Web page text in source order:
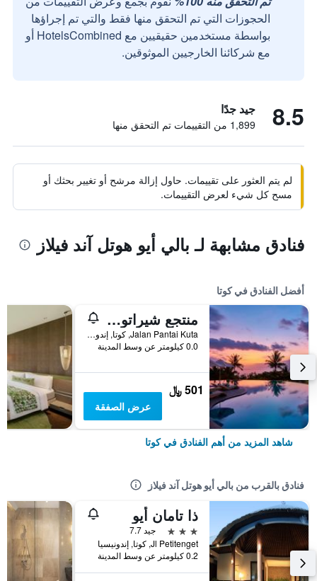
الحجوزات التي تم التحقق منها فقط والتي تم إجراؤها
بواسطة مستخدمين حقيقيين مع HotelsCombined أو
مع شركائنا الخارجيين الموثوقين.
8.5 جيد جدًا
1,899 من التقييمات تم التحقق منها
لم يتم العثور على تقييمات. حاول إزالة مرشح أو تغيير بحثك أو
مسح كل شيء لعرض التقييمات.
فنادق مشابهة لـ بالي أيو هوتل آند فيلاز
أفضل الفنادق في كوتا
منتجع شيراتون بالي كوتا
Jalan Pantai Kuta, كوتا, إندونيسيا
0.0 كيلومتر عن وسط المدينة
501 ﷼
عرض الصفقة
شاهد المزيد من أهم الفنادق في كوتا
فنادق بالقرب من بالي أيو هوتل آند فيلاز
ذا تامان أيو
3 نجوم
جيد 7.7
Jl Petitenget, كوتا, إندونيسيا
0.2 كيلومتر عن وسط المدينة